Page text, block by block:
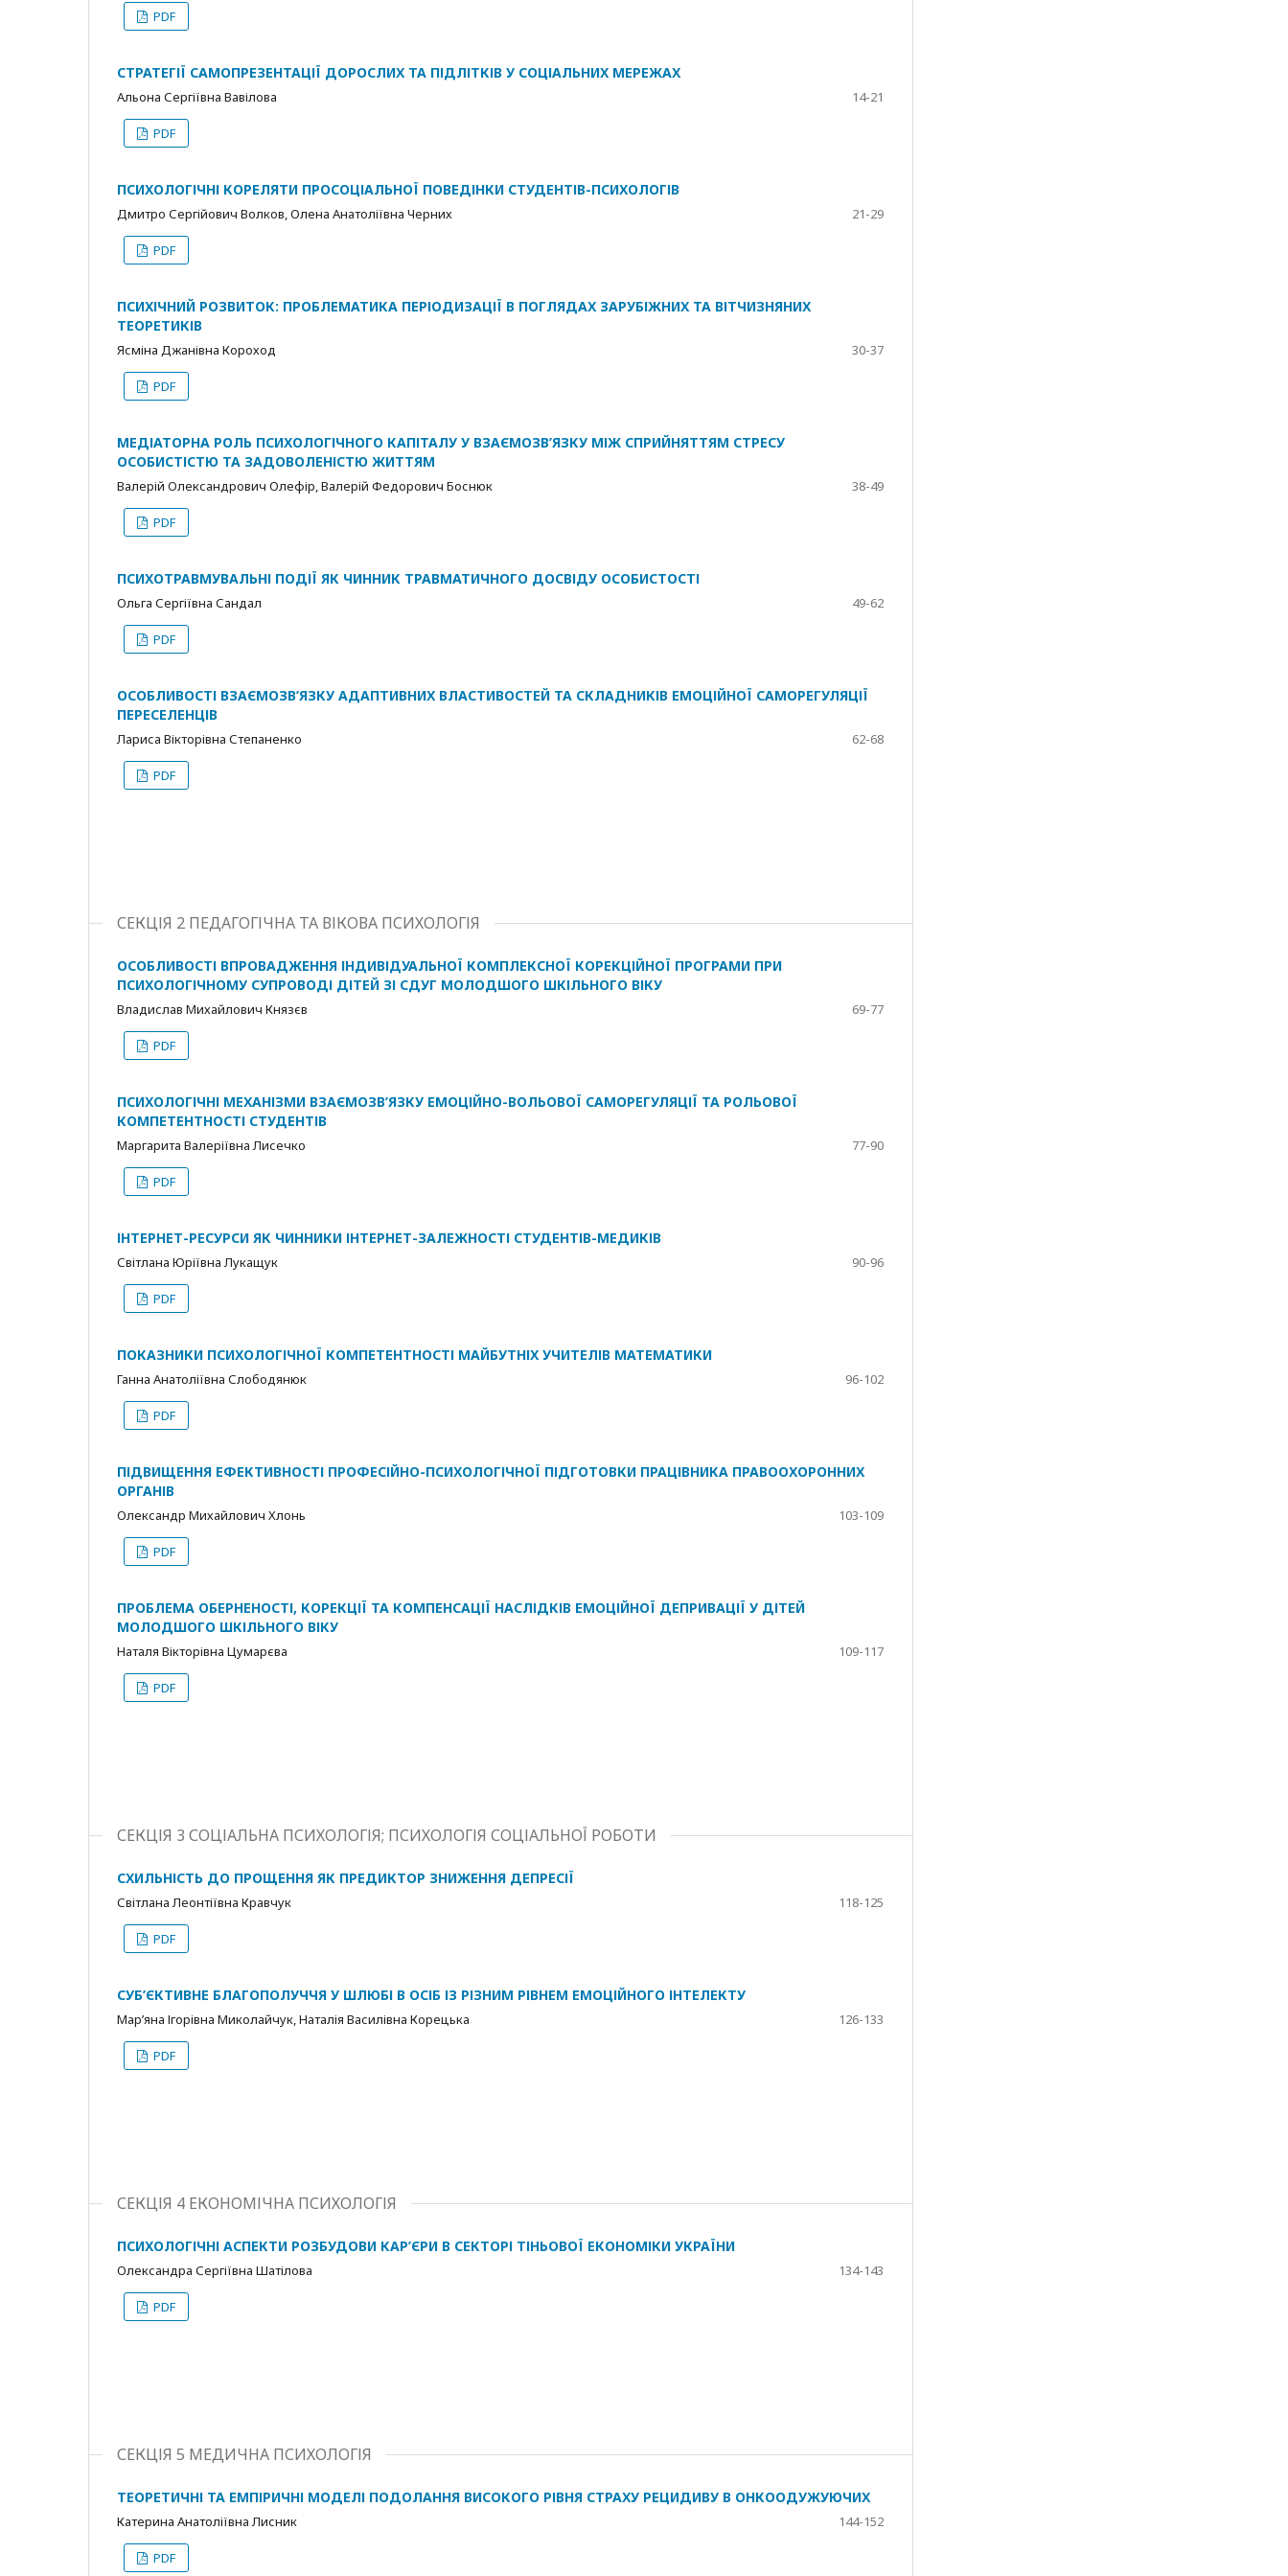
PDF
СТРАТЕГІЇ САМОПРЕЗЕНТАЦІЇ ДОРОСЛИХ ТА ПІДЛІТКІВ У СОЦІАЛЬНИХ МЕРЕЖАХ
Альона Сергіївна Вавілова 14-21
PDF
ПСИХОЛОГІЧНІ КОРЕЛЯТИ ПРОСОЦІАЛЬНОЇ ПОВЕДІНКИ СТУДЕНТІВ-ПСИХОЛОГІВ
Дмитро Сергійович Волков, Олена Анатоліївна Черних 21-29
PDF
ПСИХІЧНИЙ РОЗВИТОК: ПРОБЛЕМАТИКА ПЕРІОДИЗАЦІЇ В ПОГЛЯДАХ ЗАРУБІЖНИХ ТА ВІТЧИЗНЯНИХ
ТЕОРЕТИКІВ
Ясміна Джанівна Короход 30-37
PDF
МЕДІАТОРНА РОЛЬ ПСИХОЛОГІЧНОГО КАПІТАЛУ У ВЗАЄМОЗВ’ЯЗКУ МІЖ СПРИЙНЯТТЯМ СТРЕСУ
ОСОБИСТІСТЮ ТА ЗАДОВОЛЕНІСТЮ ЖИТТЯМ
Валерій Олександрович Олефір, Валерій Федорович Боснюк 38-49
PDF
ПСИХОТРАВМУВАЛЬНІ ПОДІЇ ЯК ЧИННИК ТРАВМАТИЧНОГО ДОСВІДУ ОСОБИСТОСТІ
Ольга Сергіївна Сандал 49-62
PDF
ОСОБЛИВОСТІ ВЗАЄМОЗВ’ЯЗКУ АДАПТИВНИХ ВЛАСТИВОСТЕЙ ТА СКЛАДНИКІВ ЕМОЦІЙНОЇ САМОРЕГУЛЯЦІЇ
ПЕРЕСЕЛЕНЦІВ
Лариса Вікторівна Степаненко 62-68
PDF
СЕКЦІЯ 2 ПЕДАГОГІЧНА ТА ВІКОВА ПСИХОЛОГІЯ
ОСОБЛИВОСТІ ВПРОВАДЖЕННЯ ІНДИВІДУАЛЬНОЇ КОМПЛЕКСНОЇ КОРЕКЦІЙНОЇ ПРОГРАМИ ПРИ
ПСИХОЛОГІЧНОМУ СУПРОВОДІ ДІТЕЙ ЗІ СДУГ МОЛОДШОГО ШКІЛЬНОГО ВІКУ
Владислав Михайлович Князєв 69-77
PDF
ПСИХОЛОГІЧНІ МЕХАНІЗМИ ВЗАЄМОЗВ’ЯЗКУ ЕМОЦІЙНО-ВОЛЬОВОЇ САМОРЕГУЛЯЦІЇ ТА РОЛЬОВОЇ
КОМПЕТЕНТНОСТІ СТУДЕНТІВ
Маргарита Валеріївна Лисечко 77-90
PDF
ІНТЕРНЕТ-РЕСУРСИ ЯК ЧИННИКИ ІНТЕРНЕТ-ЗАЛЕЖНОСТІ СТУДЕНТІВ-МЕДИКІВ
Світлана Юріївна Лукащук 90-96
PDF
ПОКАЗНИКИ ПСИХОЛОГІЧНОЇ КОМПЕТЕНТНОСТІ МАЙБУТНІХ УЧИТЕЛІВ МАТЕМАТИКИ
Ганна Анатоліївна Слободянюк 96-102
PDF
ПІДВИЩЕННЯ ЕФЕКТИВНОСТІ ПРОФЕСІЙНО-ПСИХОЛОГІЧНОЇ ПІДГОТОВКИ ПРАЦІВНИКА ПРАВООХОРОННИХ
ОРГАНІВ
Олександр Михайлович Хлонь 103-109
PDF
ПРОБЛЕМА ОБЕРНЕНОСТІ, КОРЕКЦІЇ ТА КОМПЕНСАЦІЇ НАСЛІДКІВ ЕМОЦІЙНОЇ ДЕПРИВАЦІЇ У ДІТЕЙ
МОЛОДШОГО ШКІЛЬНОГО ВІКУ
Наталя Вікторівна Цумарєва 109-117
PDF
СЕКЦІЯ 3 СОЦІАЛЬНА ПСИХОЛОГІЯ; ПСИХОЛОГІЯ СОЦІАЛЬНОЇ РОБОТИ
СХИЛЬНІСТЬ ДО ПРОЩЕННЯ ЯК ПРЕДИКТОР ЗНИЖЕННЯ ДЕПРЕСІЇ
Світлана Леонтіївна Кравчук 118-125
PDF
СУБ’ЄКТИВНЕ БЛАГОПОЛУЧЧЯ У ШЛЮБІ В ОСІБ ІЗ РІЗНИМ РІВНЕМ ЕМОЦІЙНОГО ІНТЕЛЕКТУ
Мар’яна Ігорівна Миколайчук, Наталія Василівна Корецька 126-133
PDF
СЕКЦІЯ 4 ЕКОНОМІЧНА ПСИХОЛОГІЯ
ПСИХОЛОГІЧНІ АСПЕКТИ РОЗБУДОВИ КАР’ЄРИ В СЕКТОРІ ТІНЬОВОЇ ЕКОНОМІКИ УКРАЇНИ
Олександра Сергіївна Шатілова 134-143
PDF
СЕКЦІЯ 5 МЕДИЧНА ПСИХОЛОГІЯ
ТЕОРЕТИЧНІ ТА ЕМПІРИЧНІ МОДЕЛІ ПОДОЛАННЯ ВИСОКОГО РІВНЯ СТРАХУ РЕЦИДИВУ В ОНКООДУЖУЮЧИХ
Катерина Анатоліївна Лисник 144-152
PDF